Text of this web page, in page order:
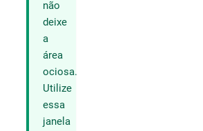
não
deixe
a
área
ociosa.
Utilize
essa
janela